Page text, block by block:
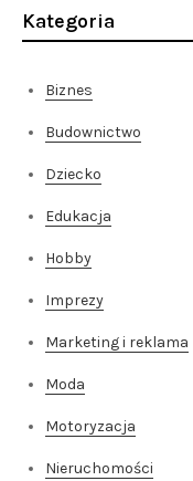
Kategoria
Biznes
Budownictwo
Dziecko
Edukacja
Hobby
Imprezy
Marketing i reklama
Moda
Motoryzacja
Nieruchomości